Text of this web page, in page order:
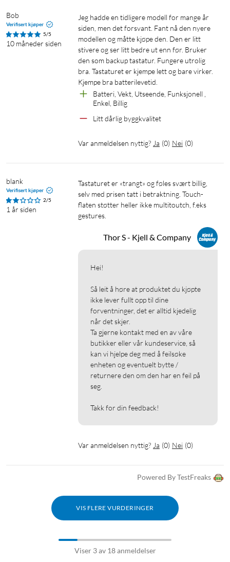
Logitech
Bob
Verifisert kjøper
5/5
10 måneder siden
Jeg hadde en tidligere modell for mange år
siden, men det forsvant. Fant nå den nyere
modellen og måtte kjøpe den. Den er litt
stivere og ser litt bedre ut enn før. Bruker
den som backup tastatur. Fungere utrolig
bra. Tastaturet er kjempe lett og bare virker.
Kjempe bra batterilevetid.
Batteri, Vekt, Utseende, Funksjonell ,
Enkel, Billig
Litt dårlig byggkvalitet
Var anmeldelsen nyttig? Ja (0) Nei (0)
blank
Verifisert kjøper
2/5
1 år siden
Tastaturet er «trangt» og føles svært billig,
selv med prisen tatt i betraktning. Touch-
flaten støtter heller ikke multitoutch, f.eks
gestures.
Thor S - Kjell & Company
Hei!
Så leit å høre at produktet du kjøpte
ikke lever fullt opp til dine
forventninger, det er alltid kjedelig
når det skjer.
Ta gjerne kontakt med en av våre
butikker eller vår kundeservice, så
kan vi hjelpe deg med å feilsøke
enheten og eventuelt bytte /
returnere den om den har en feil på
seg.
Takk for din feedback!
Var anmeldelsen nyttig? Ja (0) Nei (0)
Powered By TestFreaks
VIS FLERE VURDERINGER
Viser 3 av 18 anmeldelser